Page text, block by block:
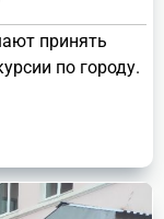
принять
по городу.